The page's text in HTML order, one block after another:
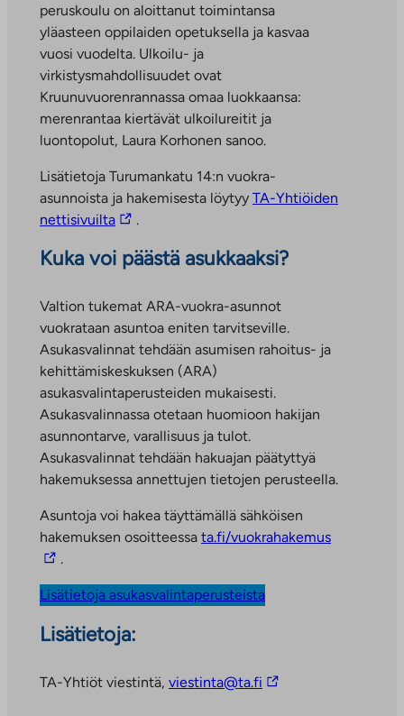
peruskoulu on aloittanut toimintansa
yläasteen oppilaiden opetuksella ja kasvaa
vuosi vuodelta. Ulkoilu- ja
virkistysmahdollisuudet ovat
Kruunuvuorenrannassa omaa luokkaansa:
merenrantaa kiertävät ulkoilureitit ja
luontopolut, Laura Korhonen sanoo.
Lisätietoja Turumankatu 14:n vuokra-
asunnoista ja hakemisesta löytyy TA-Yhtiöiden
nettisivuiltaL
n
k
i
v
i
e
u
l
k
o
u
o
i
s
e
e
n
.
Kuka voi päästä asukkaaksi?
Valtion tukemat ARA-vuokra-asunnot
vuokrataan asuntoa eniten tarvitseville.
Asukasvalinnat tehdään asumisen rahoitus- ja
kehittämiskeskuksen (ARA)
asukasvalintaperusteiden mukaisesti.
Asukasvalinnassa otetaan huomioon hakijan
asunnontarve, varallisuus ja tulot.
Asukasvalinnat tehdään hakuajan päätyttyä
hakemuksessa annettujen tietojen perusteella.
Asuntoja voi hakea täyttämällä sähköisen
hakemuksen osoitteessa ta.fi/vuokrahakemusL
.
Lisätietoja asukasvalintaperusteista
Lisätietoja:
TA-Yhtiöt viestintä, viestinta@ta.fi L